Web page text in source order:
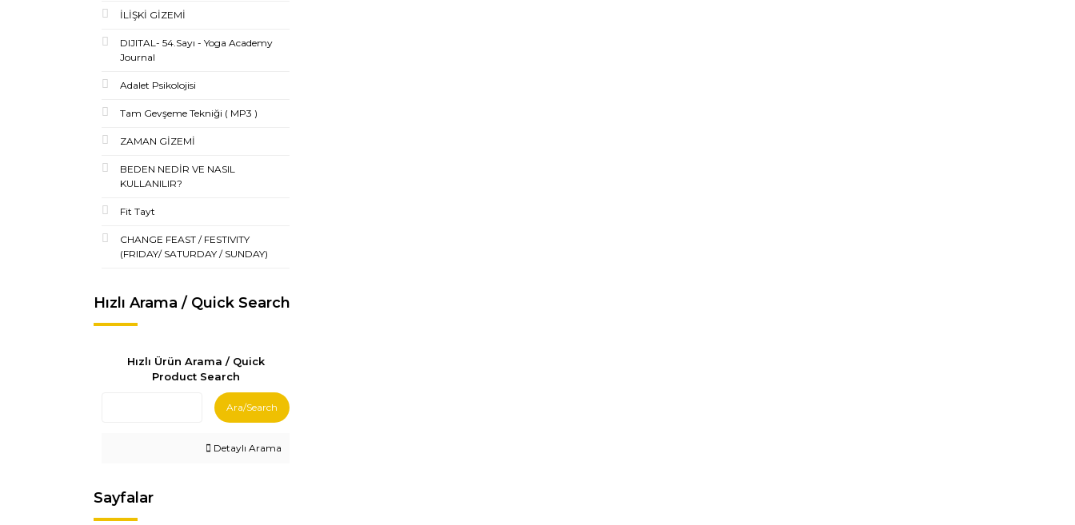
İLİŞKİ GİZEMİ
DIJITAL- 54.Sayı - Yoga Academy
Journal
Adalet Psikolojisi
Tam Gevşeme Tekniği ( MP3 )
ZAMAN GİZEMİ
BEDEN NEDİR VE NASIL
KULLANILIR?
Fit Tayt
CHANGE FEAST / FESTIVITY
(FRIDAY/ SATURDAY / SUNDAY)
Hızlı Arama / Quick Search
Hızlı Ürün Arama / Quick
Product Search
Ara/Search
Detaylı Arama
Sayfalar